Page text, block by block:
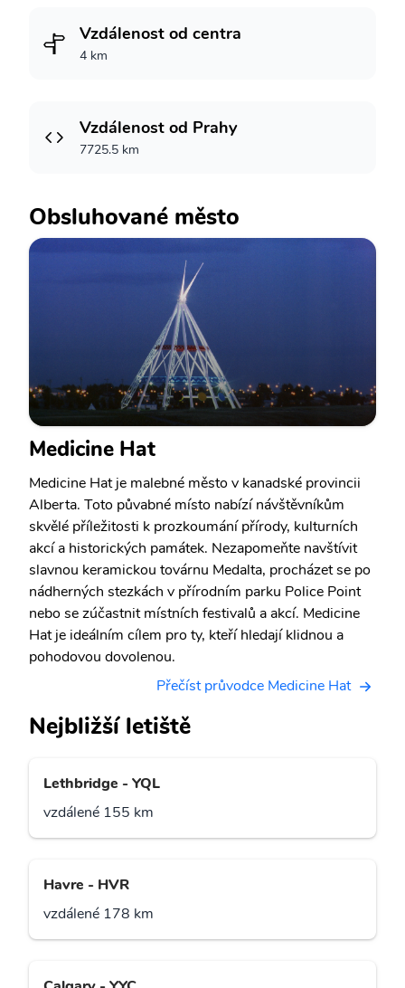
Vzdálenost od centra
4 km
Vzdálenost od Prahy
7725.5 km
Obsluhované město
Medicine Hat
Medicine Hat je malebné město v kanadské provincii
Alberta. Toto půvabné místo nabízí návštěvníkům
skvělé příležitosti k prozkoumání přírody, kulturních
akcí a historických památek. Nezapomeňte navštívit
slavnou keramickou továrnu Medalta, procházet se po
nádherných stezkách v přírodním parku Police Point
nebo se zúčastnit místních festivalů a akcí. Medicine
Hat je ideálním cílem pro ty, kteří hledají klidnou a
pohodovou dovolenou.
Přečíst průvodce Medicine Hat
Nejbližší letiště
Lethbridge - YQL
vzdálené 155 km
Havre - HVR
vzdálené 178 km